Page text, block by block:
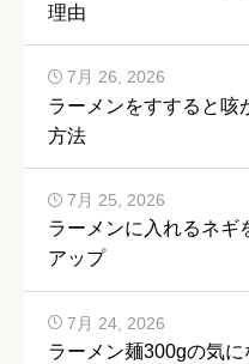
理由
ラーメンをすすると咳
方法
7月 26, 2026
ラーメンに入れるネギ
アップ
7月 25, 2026
ラーメン麺300gの気
7月 24, 2026